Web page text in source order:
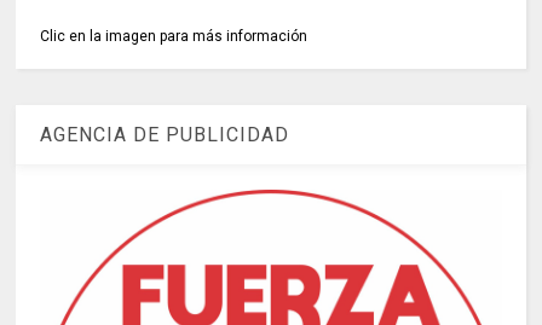
Clic en la imagen para más información
AGENCIA DE PUBLICIDAD